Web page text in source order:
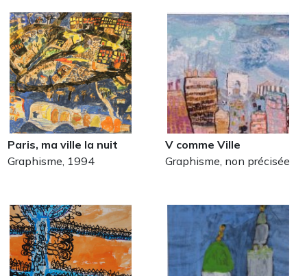
Paris, ma ville la nuit
Graphisme, 1994
V comme Ville
Graphisme, non précisée